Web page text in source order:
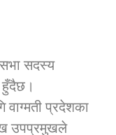
सदस्य
हुँदैछ।
वाग्मती प्रदेशका
उपप्रमुखले